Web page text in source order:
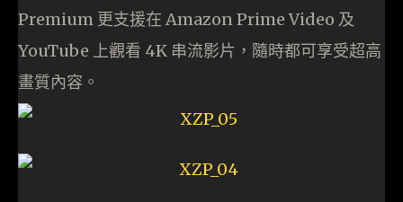
Premium 更支援在 Amazon Prime Video 及
YouTube 上觀看 4K 串流影片，隨時都可享受超高
畫質內容。